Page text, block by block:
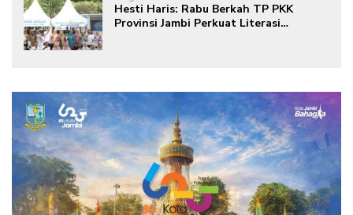
Hesti Haris: Rabu Berkah TP PKK
Provinsi Jambi Perkuat Literasi